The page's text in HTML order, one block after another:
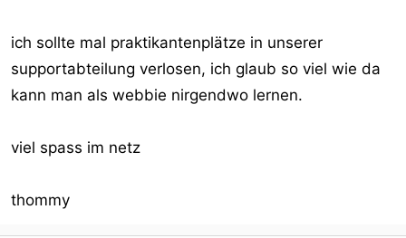
ich sollte mal praktikantenplätze in unserer
supportabteilung verlosen, ich glaub so viel wie da
kann man als webbie nirgendwo lernen.
viel spass im netz
thommy